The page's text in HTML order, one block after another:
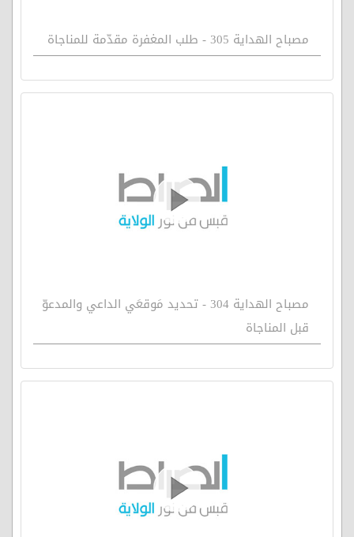
مصباح الهداية 305 - طلب المغفرة مقدّمة للمناجاة
مصباح الهداية 304 - تحديد مَوقعَي الداعي والمدعوّ
قبل المناجاة